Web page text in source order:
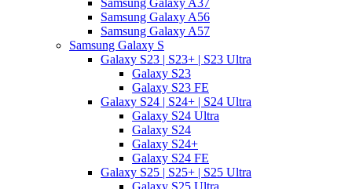
Samsung Galaxy A37
Samsung Galaxy A56
Samsung Galaxy A57
Samsung Galaxy S
Galaxy S23 | S23+ | S23 Ultra
Galaxy S23
Galaxy S23 FE
Galaxy S24 | S24+ | S24 Ultra
Galaxy S24 Ultra
Galaxy S24
Galaxy S24+
Galaxy S24 FE
Galaxy S25 | S25+ | S25 Ultra